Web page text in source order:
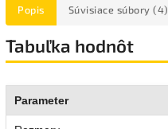
Popis Súvisiace súbory (4)
Tabuľka hodnôt
Parameter